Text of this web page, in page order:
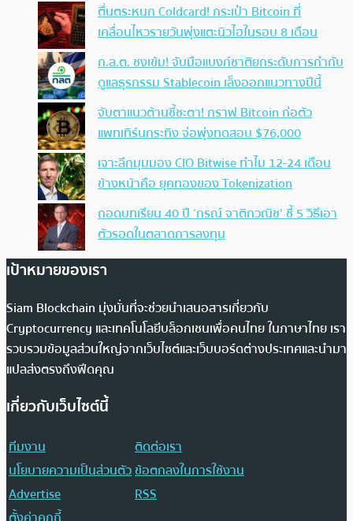
ตื่นตระหนก Coldcard! กระเป๋า Bitcoin ที่
เคลื่อนไหวรายวันพุ่งแตะนิวไฮในรอบ 8 เดือน
ก.ล.ต. ชงเข้ม! จับมือแบงก์ชาติยกระดับการกำกับ
ดูแลธุรกรรม Stablecoin เล็งออกแนวทางปีนี้
จับตาแนวต้านชี้ชะตา! กราฟ Bitcoin ก่อตัว
แพทเทิร์นกระทิง จ่อพุ่งทดสอบ $76,000
เจาะลึกมุมมอง CIO Bitwise ทำไม 12-24 เดือน
ข้างหน้าคือ ยุคทองของ Tokenization
ถอดบทเรียน 40 ปี ‘กรณ์ จาติกวณิช’ ชี้ 5 วิธีเอา
ตัวรอดในตลาดการลงทุน
เป้าหมายของเรา
Siam Blockchain มุ่งมั่นที่จะช่วยนำเสนอสารเกี่ยวกับ
Cryptocurrency และเทคโนโลยีบล็อกเชนเพื่อคนไทย ในภาษาไทย เรา
รวบรวมข้อมูลส่วนใหญ่จากเว็บไซต์และเว็บบอร์ดต่างประเทศและนำมา
แปลส่งตรงถึงฟีดคุณ
เกี่ยวกับเว็บไซต์นี้
ทีมงาน
ติดต่อเรา
นโยบายความเป็นส่วนตัวข้อตกลงในการใช้งาน
Advertise
RSS